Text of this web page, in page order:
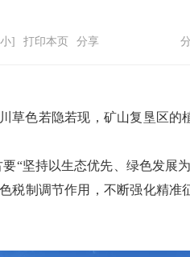
] 打印本页 分享
草色若隐若现，矿山复垦区的
要“坚持以生态优先、绿色发展
税制调节作用，不断强化精